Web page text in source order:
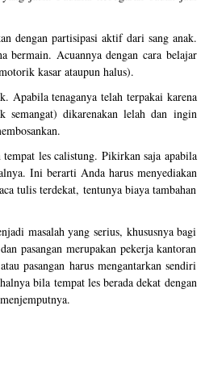
dengan partisipasi aktif dari sang anak.
bermain. Acuannya dengan cara belajar
kasar ataupun halus).
Apabila tenaganya telah terpakai karena
semangat) dikarenakan lelah dan ingin
les calistung. Pikirkan saja apabila
Ini berarti Anda harus menyediakan
tulis terdekat, tentunya biaya tambahan
masalah yang serius, khususnya bagi
pasangan merupakan pekerja kantoran
pasangan harus mengantarkan sendiri
bila tempat les berada dekat dengan